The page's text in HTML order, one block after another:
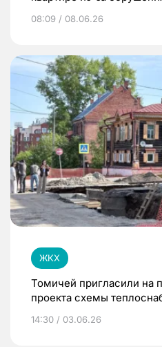
08:09 / 08.06.26
ЖКХ
Томичей пригласили на
проекта схемы
14:30 / 03.06.26